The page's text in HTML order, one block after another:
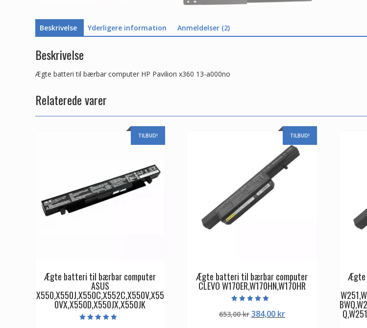
Beskrivelse Yderligere information Anmeldelser (2)
Beskrivelse
Ægte batteri til bærbar computer HP Pavilion x360 13-a000no
Relaterede varer
TILBUD!
Ægte batteri til bærbar computer
ASUS
X550,X550J,X550C,X552C,X550V,X55
0VX,X550D,X550JX,X550JK
TILBUD!
Ægte batteri til bærbar computer
CLEVO W170ER,W170HN,W170HR
4.50
ud af 5
653,00kr Den
384,00 krDen
Ægte